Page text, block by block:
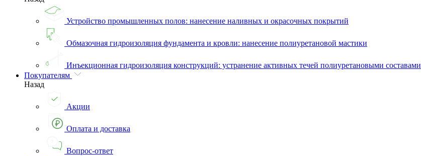
Устройство промышленных полов: нанесение наливных и окрасочных покрытий
Обмазочная гидроизоляция фундамента и кровли: нанесение полиуретановой мастики
Инъекционная гидроизоляция конструкций: устранение активных течей полиуретановыми составами
Покупателям
Назад
Акции
Оплата и доставка
Вопрос-ответ